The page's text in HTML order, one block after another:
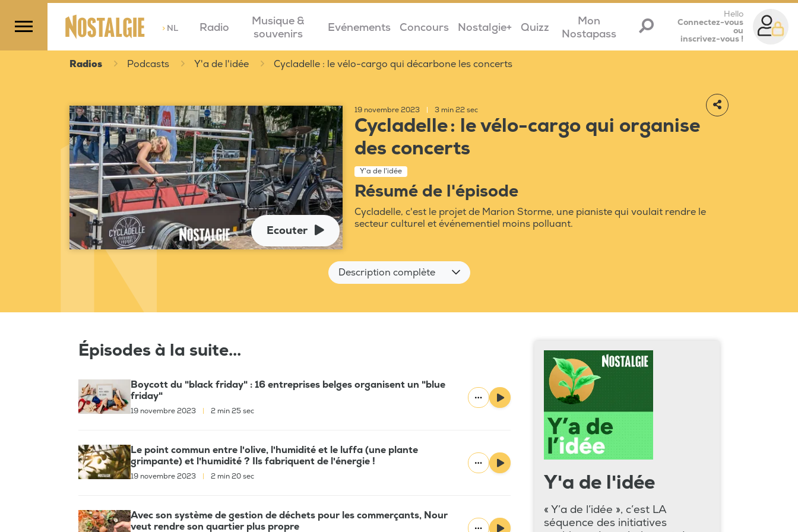
>NL Radio
Musique &
souvenirs
Evénements Concours Nostalgie+ Quizz
Mon
Nostapass
Hello
Connectez-vous
ou
inscrivez-vous !
Radios Podcasts Y'a de l'idée Cycladelle : le vélo-cargo qui décarbone les concerts
Ecouter
19 novembre 2023 3 min 22 sec
Cycladelle : le vélo-cargo qui organise
des concerts
Y'a de l'idée
Résumé de l'épisode
Cycladelle, c'est le projet de Marion Storme, une pianiste qui voulait rendre le
secteur culturel et événementiel moins polluant.
Description complète
Épisodes à la suite...
Boycott du "black friday" : 16 entreprises belges organisent un "blue
friday"
19 novembre 2023 | 2 min 25 sec
Le point commun entre l'olive, l'humidité et le luffa (une plante
grimpante) et l'humidité ? Ils fabriquent de l'énergie !
19 novembre 2023 | 2 min 20 sec
Avec son système de gestion de déchets pour les commerçants, Nour
veut rendre son quartier plus propre
Y'a de l'idée
« Y’a de l’idée », c’est LA
séquence des initiatives